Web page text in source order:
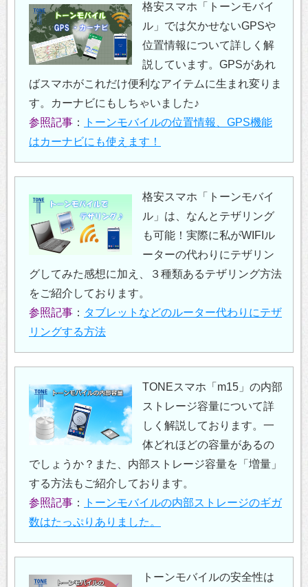
格安スマホ「トーンモバイ
ル」では欠かせないGPSや
位置情報について詳しく解
説しています。GPSがあれ
ばスマホがこれだけ便利なアイテムに生まれ変りま
す。カーナビにもしちゃいました♪
参照記事 ：
トーンモバイルの位置情報、GPS機能
はカーナビにも使えます！
格安スマホ「トーンモバイ
ル」は、なんとテザリング
も可能！実際に私がWIFIル
ーターの代わりにテザリン
グしてみた感想に加え、３種類あるテザリング方法
をご紹介しております。
参照記事 ： タブレットなどのルーター代わりにテザ
リングする方法
TONEスマホ「m15」の内部
ストレージ容量について詳
しく解説しております。一
体どれほどの容量があるの
でしょうか？また、内部ストレージ容量を「増量」
する方法もご紹介しております。
参照記事 ：
トーンモバイルの内部ストレージのギガ
数はたっぷりありました。
トーンモバイルの安全性は